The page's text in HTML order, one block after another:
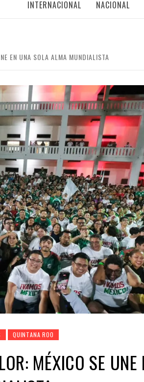
INTERNACIONAL NACIONAL
EN UNA SOLA ALMA MUNDIALISTA
QUINTANA ROO
MÉXICO SE